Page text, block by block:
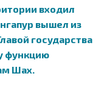
входил
вышел из
государства
функцию
Шах.